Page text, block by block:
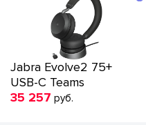
Jabra Evolve2 75+
USB-C Teams
35 257 руб.